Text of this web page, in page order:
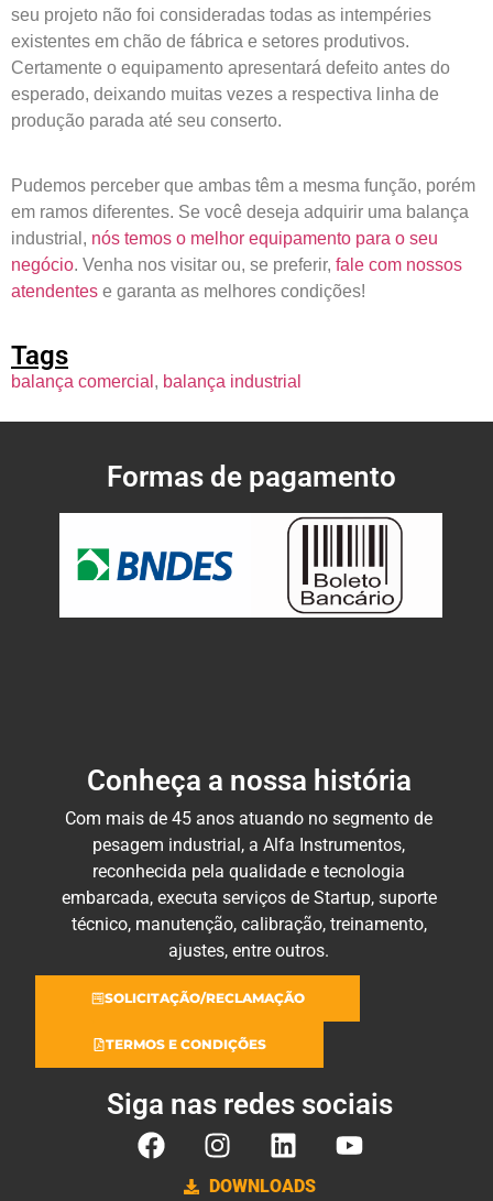
seu projeto não foi consideradas todas as intempéries
existentes em chão de fábrica e setores produtivos.
Certamente o equipamento apresentará defeito antes do
esperado, deixando muitas vezes a respectiva linha de
produção parada até seu conserto.
Pudemos perceber que ambas têm a mesma função, porém
em ramos diferentes. Se você deseja adquirir uma balança
industrial, nós temos o melhor equipamento para o seu
negócio. Venha nos visitar ou, se preferir, fale com nossos
atendentes e garanta as melhores condições!
Tags
balança comercial , balança industrial
Formas de pagamento
Conheça a nossa história
Com mais de 45 anos atuando no segmento de
pesagem industrial, a Alfa Instrumentos,
reconhecida pela qualidade e tecnologia
embarcada, executa serviços de Startup, suporte
técnico, manutenção, calibração, treinamento,
ajustes, entre outros.
SOLICITAÇÃO/RECLAMAÇÃO
TERMOS E CONDIÇÕES
Siga nas redes sociais
DOWNLOADS